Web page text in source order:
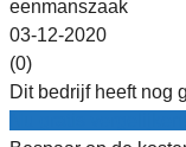
eenmanszaak
03-12-2020
(0)
Dit bedrijf heeft nog